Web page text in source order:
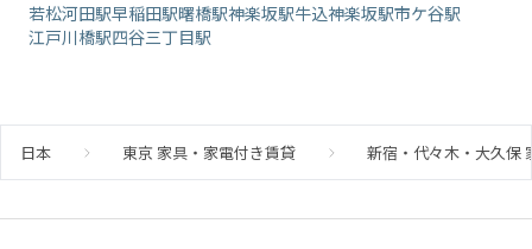
若松河田駅早稲田駅曙橋駅神楽坂駅牛込神楽坂駅市ケ谷駅
江戸川橋駅四谷三丁目駅
日本 東京 家具・家電付き賃貸 新宿・代々木・大久保